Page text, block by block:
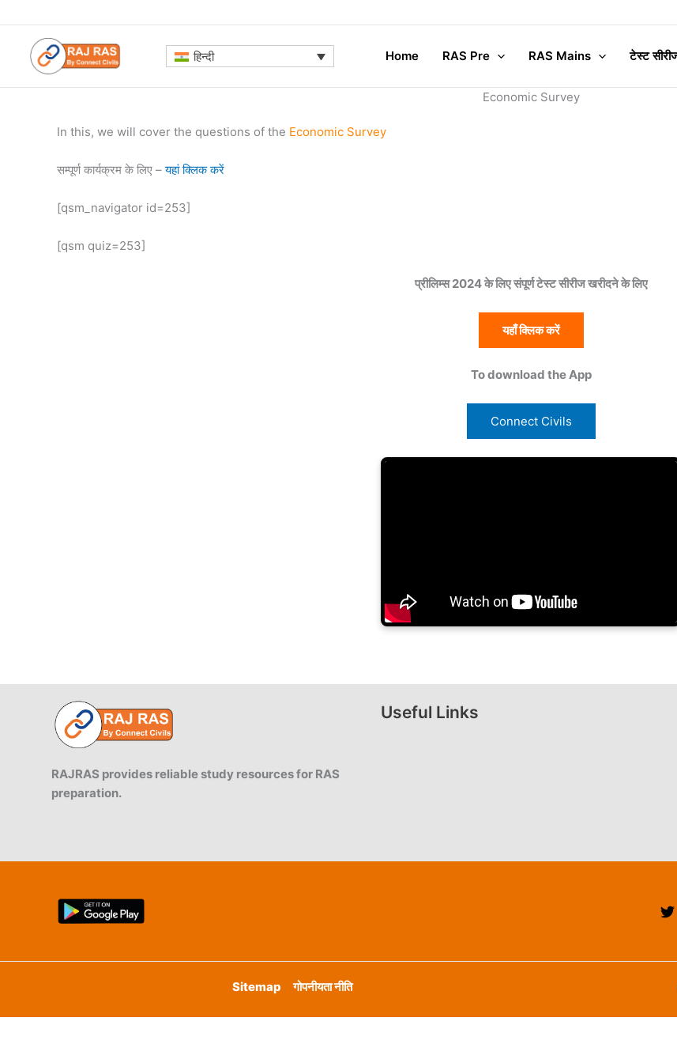
to
content
हिन्दी Home RAS Pre RAS Mains टेस्ट
Economic Survey
In this, we will cover the questions of the Economic Survey
सम्पूर्ण कार्यक्रम के लिए –यहां क्लिक करें
[qsm_navigator id=253]
[qsm quiz=253]
प्रीलिम्स 2024 के लिए संपूर्ण टेस्ट सीरीज खरीदने के लिए
यहाँ क्लिक करें
To download the App
Connect Civils
RAJRAS provides reliable study resources for RAS
preparation.
Useful Links
Sitemap गोपनीयता नीति